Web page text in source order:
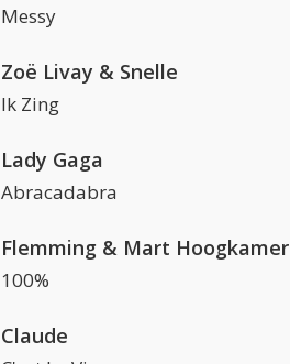
Messy
Zoë Livay & Snelle
Ik Zing
Lady Gaga
Abracadabra
Flemming & Mart Hoogkamer
100%
Claude